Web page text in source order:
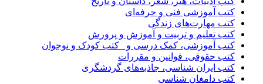
کتب آموزشی فنی و حرفه‌ای
کتب مهارت‌های زندگی
کتب تعلیم و تربیت و آموزش و پرورش
کتب آموزشی، کمک درسی و _کتب کودک و نوجوان
کتب حقوقی، قوانین و مقررات
کتب ایران شناسی، جاذبه‌های گردشگری
کتب دامغان شناسی